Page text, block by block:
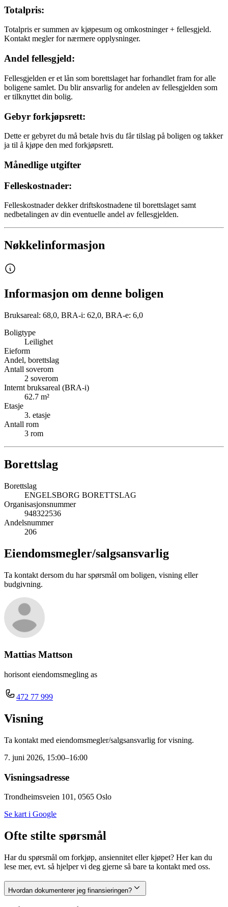
Totalpris:
Totalpris er summen av kjøpesum og omkostninger + fellesgjeld.
Kontakt megler for nærmere opplysninger.
Andel fellesgjeld:
Fellesgjelden er et lån som borettslaget har forhandlet fram for alle
boligene samlet. Du blir ansvarlig for andelen av fellesgjelden som
er tilknyttet din bolig.
Gebyr forkjøpsrett:
Dette er gebyret du må betale hvis du får tilslag på boligen og takker
ja til å kjøpe den med forkjøpsrett.
Månedlige utgifter
Felleskostnader:
Felleskostnader dekker driftskostnadene til borettslaget samt
nedbetalingen av din eventuelle andel av fellesgjelden.
Nøkkelinformasjon
Informasjon om denne boligen
Bruksareal: 68,0, BRA-i: 62,0, BRA-e: 6,0
Boligtype
Leilighet
Eieform
Andel, borettslag
Antall soverom
2 soverom
Internt bruksareal (BRA-i)
62.7 m²
Etasje
3. etasje
Antall rom
3 rom
Borettslag
Borettslag
ENGELSBORG BORETTSLAG
Organisasjonsnummer
948322536
Andelsnummer
206
Eiendomsmegler/salgsansvarlig
Ta kontakt dersom du har spørsmål om boligen, visning eller
budgivning.
Mattias Mattson
horisont eiendomsmegling as
472 77 999
Visning
Ta kontakt med eiendomsmegler/salgsansvarlig for visning.
7. juni 2026, 15:00–16:00
Visningsadresse
Trondheimsveien 101, 0565 Oslo
Se kart i Google
Ofte stilte spørsmål
Har du spørsmål om forkjøp, ansiennitet eller kjøpet? Her kan du
lese mer, evt. så hjelper vi deg gjerne så bare ta kontakt med oss.
Hvordan dokumenterer jeg finansieringen?